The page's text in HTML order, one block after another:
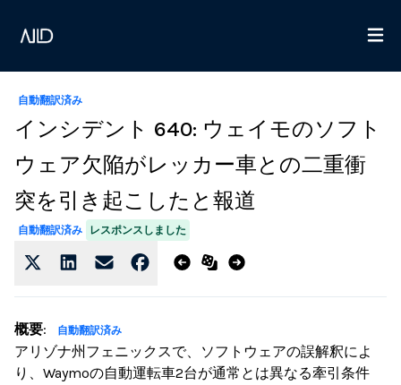
自動翻訳済み
インシデント 640: ウェイモのソフト
ウェア欠陥がレッカー車との二重衝
突を引き起こしたと報道
自動翻訳済み レスポンスしました
概要: 自動翻訳済み
アリゾナ州フェニックスで、ソフトウェアの誤解釈によ
り、Waymoの自動運転車2台が通常とは異なる牽引条件